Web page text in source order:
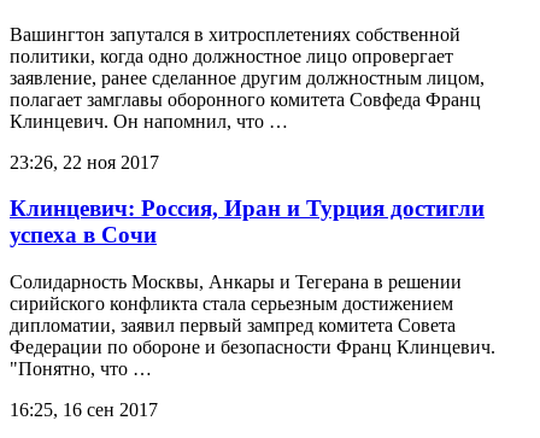
Вашингтон запутался в хитросплетениях собственной
политики, когда одно должностное лицо опровергает
заявление, ранее сделанное другим должностным лицом,
полагает замглавы оборонного комитета Совфеда Франц
Клинцевич. Он напомнил, что …
23:26, 22 ноя 2017
Клинцевич: Россия, Иран и Турция достигли
успеха в Сочи
Солидарность Москвы, Анкары и Тегерана в решении
сирийского конфликта стала серьезным достижением
дипломатии, заявил первый зампред комитета Совета
Федерации по обороне и безопасности Франц Клинцевич.
"Понятно, что …
16:25, 16 сен 2017